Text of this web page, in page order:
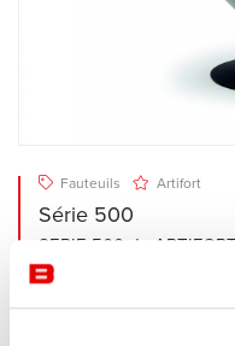
Fauteuils Artifort
Série 500
SERIE 500 de
coque en bois moulé